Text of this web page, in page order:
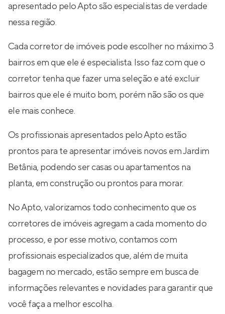
apresentado pelo Apto são especialistas de verdade
nessa região.
Cada corretor de imóveis pode escolher no máximo 3
bairros em que ele é especialista. Isso faz com que o
corretor tenha que fazer uma seleção e até excluir
bairros que ele é muito bom, porém não são os que
ele mais conhece.
Os profissionais apresentados pelo Apto estão
prontos para te apresentar imóveis novos em Jardim
Betânia, podendo ser casas ou apartamentos na
planta, em construção ou prontos para morar.
No Apto, valorizamos todo conhecimento que os
corretores de imóveis agregam a cada momento do
processo, e por esse motivo, contamos com
profissionais especializados que, além de muita
bagagem no mercado, estão sempre em busca de
informações relevantes e novidades para garantir que
você faça a melhor escolha.